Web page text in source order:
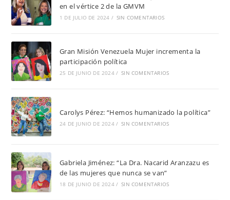
en el vértice 2 de la GMVM
1 DE JULIO DE 2024 / SIN COMENTARIOS
Gran Misión Venezuela Mujer incrementa la
participación política
25 DE JUNIO DE 2024 / SIN COMENTARIOS
Carolys Pérez: “Hemos humanizado la política”
24 DE JUNIO DE 2024 / SIN COMENTARIOS
Gabriela Jiménez: “La Dra. Nacarid Aranzazu es
de las mujeres que nunca se van”
18 DE JUNIO DE 2024 / SIN COMENTARIOS